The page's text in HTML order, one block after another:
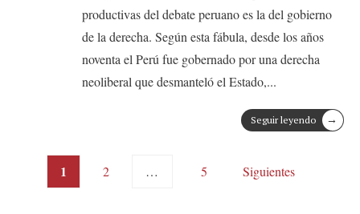
productivas del debate peruano es la del gobierno
de la derecha. Según esta fábula, desde los años
noventa el Perú fue gobernado por una derecha
neoliberal que desmanteló el Estado,...
Seguir leyendo →
Posts
pagination
1 2 … 5 Siguientes